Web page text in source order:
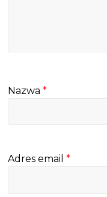
Nazwa*
Adres email*